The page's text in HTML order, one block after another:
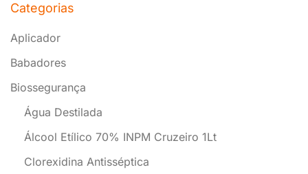
Categorias
Aplicador
Babadores
Biossegurança
Água Destilada
Álcool Etílico 70% INPM Cruzeiro 1Lt
Clorexidina Antisséptica